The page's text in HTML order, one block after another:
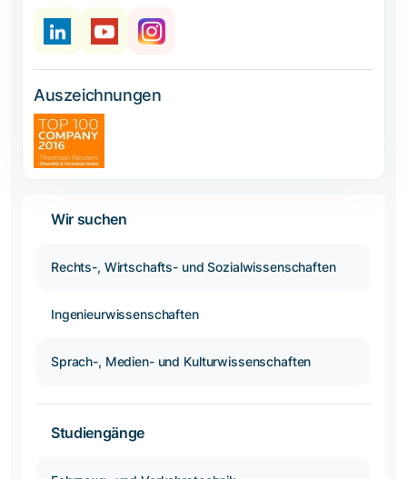
Auszeichnungen
Wir suchen
Rechts-, Wirtschafts- und Sozialwissenschaften
Ingenieurwissenschaften
Sprach-, Medien- und Kulturwissenschaften
Studiengänge